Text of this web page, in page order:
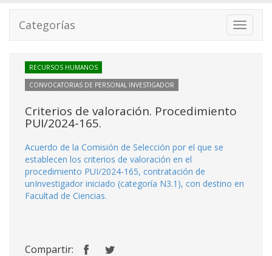
Toggle
Categorías
RECURSOS HUMANOS
CONVOCATORIAS DE PERSONAL INVESTIGADOR
Criterios de valoración. Procedimiento
PUI/2024-165.
Acuerdo de la Comisión de Selección por el que se
establecen los criterios de valoración en el
procedimiento PUI/2024-165, contratación de
unInvestigador iniciado (categoría N3.1), con destino en
Facultad de Ciencias.
Compartir: